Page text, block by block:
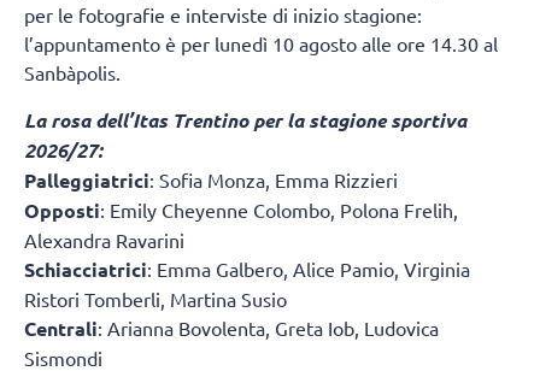
per le fotografie e interviste di inizio stagione:
l’appuntamento è per lunedì 10 agosto alle ore 14.30 al
Sanbàpolis.
La rosa dell’Itas Trentino per la stagione sportiva
2026/27:
Palleggiatrici: Sofia Monza, Emma Rizzieri
Opposti: Emily Cheyenne Colombo, Polona Frelih,
Alexandra Ravarini
Schiacciatrici: Emma Galbero, Alice Pamio, Virginia
Ristori Tomberli, Martina Susio
Centrali: Arianna Bovolenta, Greta Iob, Ludovica
Sismondi